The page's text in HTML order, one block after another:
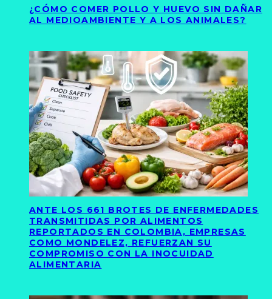
¿CÓMO COMER POLLO Y HUEVO SIN DAÑAR
AL MEDIOAMBIENTE Y A LOS ANIMALES?
ANTE LOS 661 BROTES DE ENFERMEDADES
TRANSMITIDAS POR ALIMENTOS
REPORTADOS EN COLOMBIA, EMPRESAS
COMO MONDELEZ, REFUERZAN SU
COMPROMISO CON LA INOCUIDAD
ALIMENTARIA